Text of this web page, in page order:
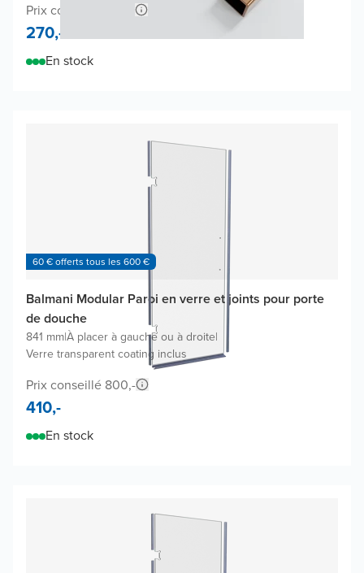
Prix conseillé 540,-
270,-
En stock
60 € offerts tous les 600 €
Balmani Modular Paroi en verre et joints pour porte
de douche
841 mm|À placer à gauche ou à droite|
Verre transparent coating inclus
Prix conseillé 800,-
410,-
En stock